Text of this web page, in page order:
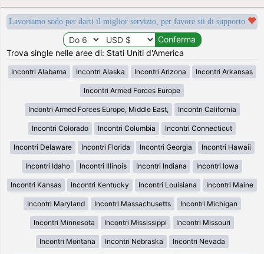
Lavoriamo sodo per darti il miglior servizio, per favore sii di supporto
Trova single nelle aree di: Stati Uniti d'America
Incontri Alabama Incontri Alaska Incontri Arizona Incontri Arkansas
Incontri Armed Forces Europe
Incontri Armed Forces Europe, Middle East, Incontri California
Incontri Colorado Incontri Columbia Incontri Connecticut
Incontri Delaware Incontri Florida Incontri Georgia Incontri Hawaii
Incontri Idaho Incontri Illinois Incontri Indiana Incontri Iowa
Incontri Kansas Incontri Kentucky Incontri Louisiana Incontri Maine
Incontri Maryland Incontri Massachusetts Incontri Michigan
Incontri Minnesota Incontri Mississippi Incontri Missouri
Incontri Montana Incontri Nebraska Incontri Nevada